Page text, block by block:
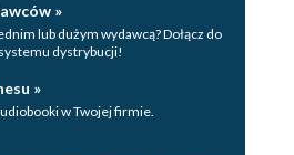
»
lub dużym wydawcą? Dołącz do
dystrybucji!
»
w Twojej firmie.